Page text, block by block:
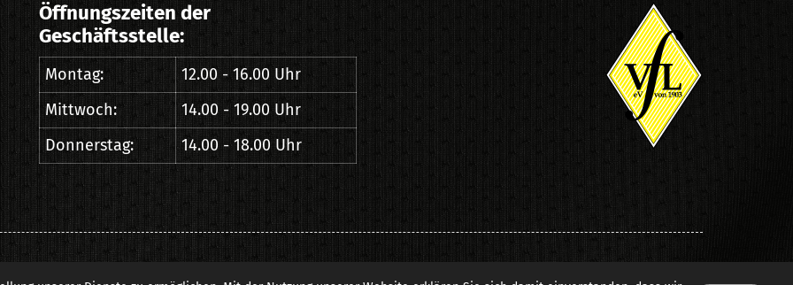
Öffnungszeiten der
Geschäftsstelle:
Montag:
12.00 - 16.00 Uhr
Mittwoch:
14.00 - 19.00 Uhr
Donnerstag:
14.00 - 18.00 Uhr